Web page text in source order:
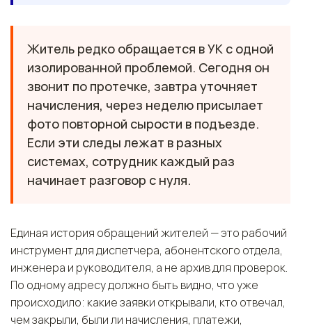
Житель редко обращается в УК с одной
изолированной проблемой. Сегодня он
звонит по протечке, завтра уточняет
начисления, через неделю присылает
фото повторной сырости в подъезде.
Если эти следы лежат в разных
системах, сотрудник каждый раз
начинает разговор с нуля.
Единая история обращений жителей — это рабочий
инструмент для диспетчера, абонентского отдела,
инженера и руководителя, а не архив для проверок.
По одному адресу должно быть видно, что уже
происходило: какие заявки открывали, кто отвечал,
чем закрыли, были ли начисления, платежи,